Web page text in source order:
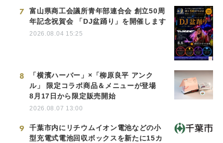
7
富山県商工会議所青年部連合会 創立50周
年記念祝賀会 「DJ盆踊り」を開催します
2026.08.04 15:25
8
「横濱ハーバー」×「柳原良平 アンク
ル」 限定コラボ商品＆メニューが登場
8月17日から限定販売開始
2026.08.07 13:00
9
千葉市内にリチウムイオン電池などの小
型充電式電池回収ボックスを新たに15カ